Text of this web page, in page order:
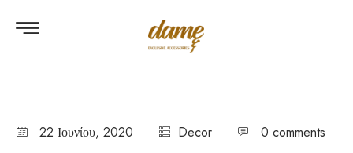
22 Ιουνίου, 2020 Decor 0 comments